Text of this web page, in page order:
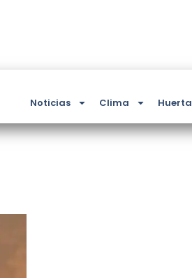
Noticias Clima Huerta